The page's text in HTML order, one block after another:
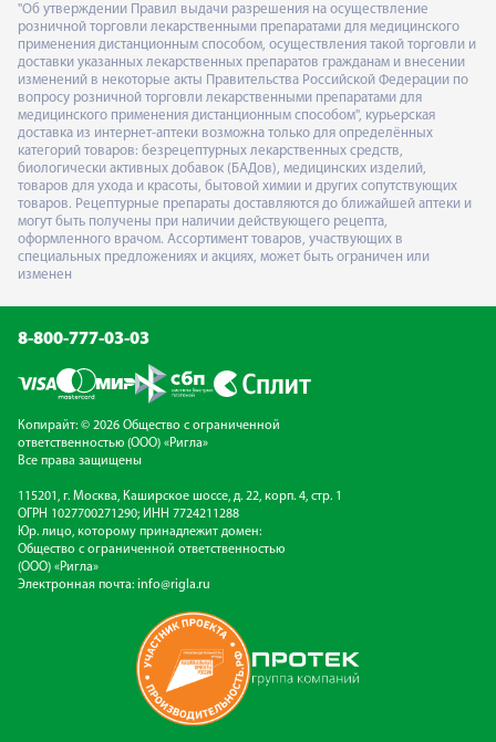
"Об утверждении Правил выдачи разрешения на осуществление
розничной торговли лекарственными препаратами для медицинского
применения дистанционным способом, осуществления такой торговли и
доставки указанных лекарственных препаратов гражданам и внесении
изменений в некоторые акты Правительства Российской Федерации по
вопросу розничной торговли лекарственными препаратами для
медицинского применения дистанционным способом", курьерская
доставка из интернет-аптеки возможна только для определённых
категорий товаров: безрецептурных лекарственных средств,
биологически активных добавок (БАДов), медицинских изделий,
товаров для ухода и красоты, бытовой химии и других сопутствующих
товаров. Рецептурные препараты доставляются до ближайшей аптеки и
могут быть получены при наличии действующего рецепта,
оформленного врачом. Ассортимент товаров, участвующих в
специальных предложениях и акциях, может быть ограничен или
изменен
8-800-777-03-03
Копирайт: © 2026 Общество с ограниченной
ответственностью (ООО) «Ригла»
Все права защищены
115201, г. Москва, Каширское шоссе, д. 22, корп. 4, стр. 1
ОГРН 1027700271290; ИНН 7724211288
Юр. лицо, которому принадлежит домен:
Общество с ограниченной ответственностью
(ООО) «Ригла»
Электронная почта: info@rigla.ru